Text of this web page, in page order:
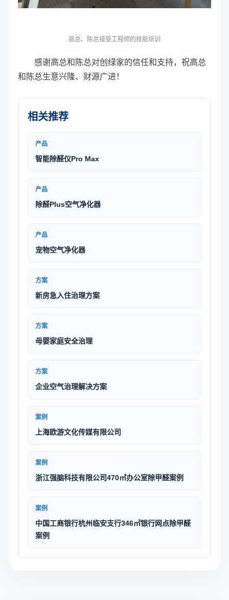
高总、陈总接受工程师的技能培训
感谢高总和陈总对创绿家的信任和支持，祝高总
和陈总生意兴隆、财源广进！
相关推荐
产品
智能除醛仪Pro Max
产品
除醛Plus空气净化器
产品
宠物空气净化器
方案
新房急入住治理方案
方案
母婴家庭安全治理
方案
企业空气治理解决方案
案例
上海欧游文化传媒有限公司
案例
浙江强脑科技有限公司470㎡办公室除甲醛案例
案例
中国工商银行杭州临安支行346㎡银行网点除甲醛
案例